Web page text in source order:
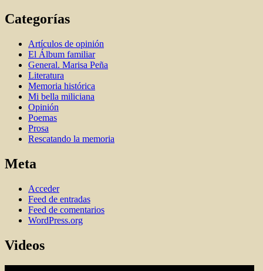
Categorías
Artí­culos de opinión
El Álbum familiar
General. Marisa Peña
Literatura
Memoria histórica
Mi bella miliciana
Opinión
Poemas
Prosa
Rescatando la memoria
Meta
Acceder
Feed de entradas
Feed de comentarios
WordPress.org
Videos